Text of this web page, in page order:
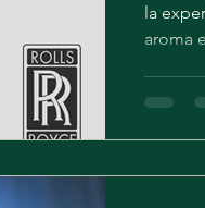
la
aroma